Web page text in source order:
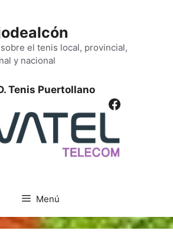
el tenis local, provincial,
y nacional
Tenis Puertollano
Facebook
Menú